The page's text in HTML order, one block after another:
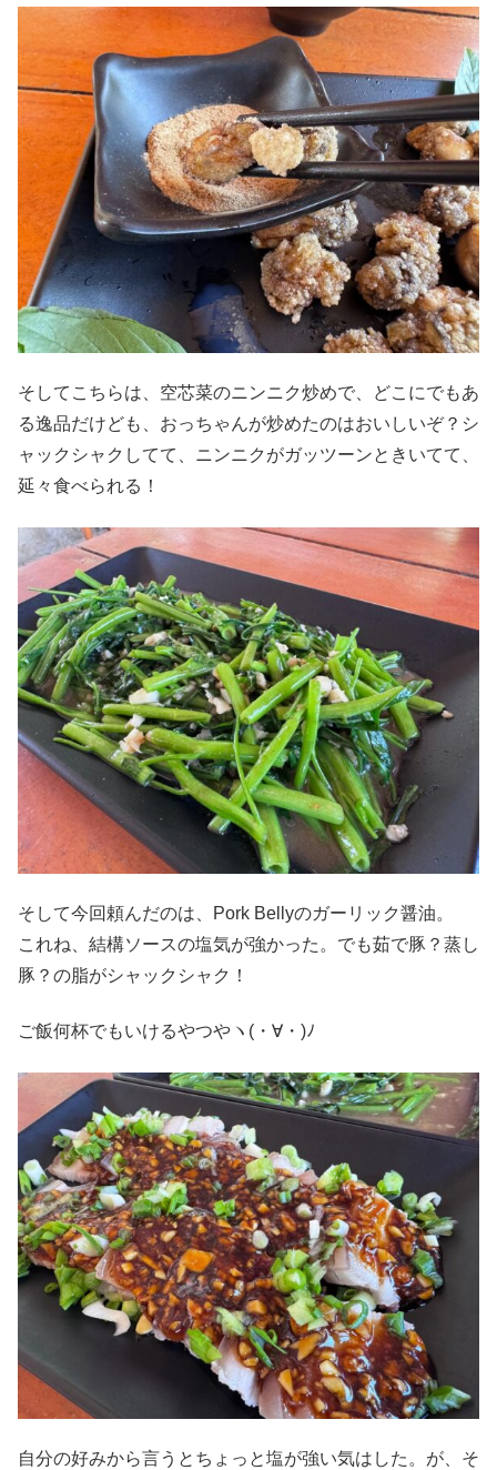
そしてこちらは、空芯菜のニンニク炒めで、どこにでもあ
る逸品だけども、おっちゃんが炒めたのはおいしいぞ？シ
ャックシャクしてて、ニンニクがガッツーンときいてて、
延々食べられる！
そして今回頼んだのは、Pork Bellyのガーリック醤油。
これね、結構ソースの塩気が強かった。でも茹で豚？蒸し
豚？の脂がシャックシャク！
ご飯何杯でもいけるやつやヽ(・∀・)ﾉ
自分の好みから言うとちょっと塩が強い気はした。が、そ